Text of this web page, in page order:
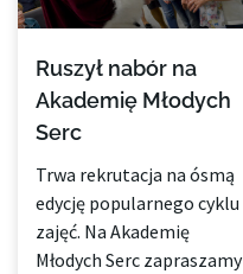
Ruszył nabór na
Akademię Młodych
Serc
Trwa rekrutacja na ósmą
edycję popularnego cyklu
zajęć. Na Akademię
Młodych Serc zapraszamy